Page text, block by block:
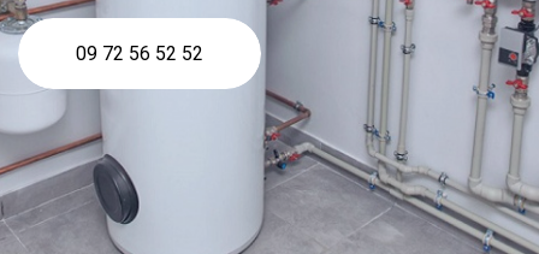
09 72 56 52 52